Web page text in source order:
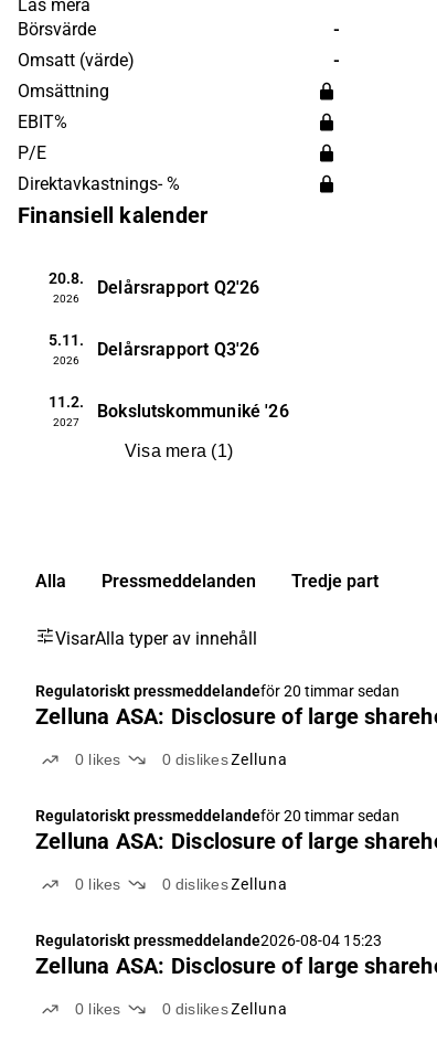
huvudsakligen vidareutvecklas som
vaccin. Störst närvaro återfinns inom
Europa och Nordamerika. Bolaget
grundades under 2011 och har sitt
huvudkontor i Oslo, Norge.
Läs mera
Börsvärde
-
Omsatt (värde)
-
Omsättning
EBIT%
P/E
Direktavkastnings- %
Finansiell kalender
20.8.
2026
Delårsrapport Q2'26
5.11.
2026
Delårsrapport Q3'26
11.2.
2027
Bokslutskommuniké '26
Visa mera (1)
Alla Pressmeddelanden Tredje part
VisarAlla typer av innehåll
Regulatoriskt pressmeddelandeför 20 timmar sedan
Zelluna ASA: Disclosure of large
0 likes 0 dislikes Zelluna
Regulatoriskt pressmeddelandeför 20 timmar sedan
Zelluna ASA: Disclosure of large
0 likes 0 dislikes Zelluna
Regulatoriskt pressmeddelande2026-08-04 15:23
Zelluna ASA: Disclosure of large
0 likes 0 dislikes Zelluna